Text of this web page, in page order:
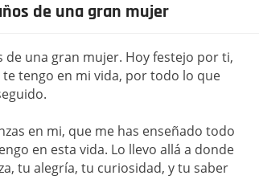
de una gran mujer
de una gran mujer. Hoy festejo por ti,
tengo en mi vida, por todo lo que
en mi, que me has enseñado todo
en esta vida. Lo llevo allá a donde
tu alegría, tu curiosidad, y tu saber